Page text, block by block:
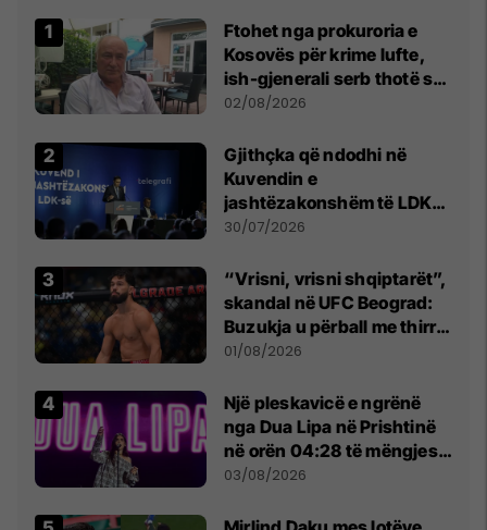
Ftohet nga prokuroria e
Kosovës për krime lufte,
ish-gjenerali serb thotë se
dikush e tradhtoi në
02/08/2026
Gjithçka që ndodhi në
Kuvendin e
jashtëzakonshëm të LDK-
së
30/07/2026
“Vrisni, vrisni shqiptarët”,
skandal në UFC Beograd:
Buzukja u përball me thirrje
anti-shqiptare nga
01/08/2026
Një pleskavicë e ngrënë
nga Dua Lipa në Prishtinë
në orën 04:28 të mëngjesit
- dhe bota digjitale serbe
03/08/2026